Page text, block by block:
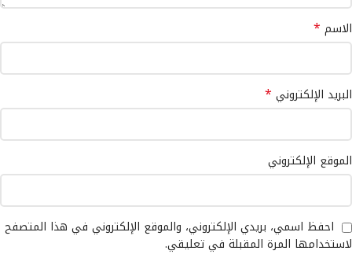
الاسم *
البريد الإلكتروني *
الموقع الإلكتروني
احفظ اسمي، بريدي الإلكتروني، والموقع الإلكتروني في هذا المتصفح
لاستخدامها المرة المقبلة في تعليقي.